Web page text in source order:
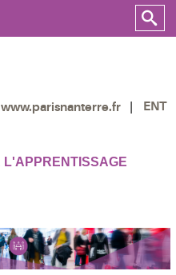
www.parisnanterre.fr ENT
L'APPRENTISSAGE